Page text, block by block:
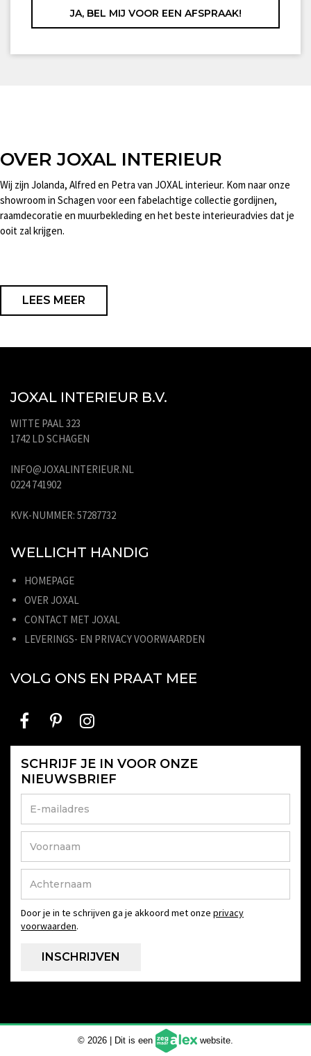
OVER JOXAL INTERIEUR
Wij zijn Jolanda, Alfred en Petra van JOXAL interieur. Kom naar onze
showroom in Schagen voor een fabelachtige collectie gordijnen,
raamdecoratie en muurbekleding en het beste interieuradvies dat je
ooit zal krijgen.
LEES MEER
JOXAL INTERIEUR B.V.
WITTE PAAL 323
1742 LD SCHAGEN
INFO@JOXALINTERIEUR.NL
0224 741902
KVK-NUMMER: 57287732
WELLICHT HANDIG
HOMEPAGE
OVER JOXAL
CONTACT MET JOXAL
LEVERINGS- EN PRIVACY VOORWAARDEN
VOLG ONS EN PRAAT MEE
SCHRIJF JE IN VOOR ONZE
NIEUWSBRIEF
Door je in te schrijven ga je akkoord met onze privacy
voorwaarden.
© 2026 | Dit is een website.